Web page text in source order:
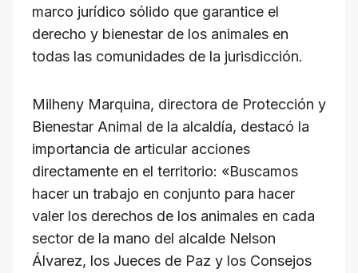
marco jurídico sólido que garantice el
derecho y bienestar de los animales en
todas las comunidades de la jurisdicción.
Milheny Marquina, directora de Protección y
Bienestar Animal de la alcaldía, destacó la
importancia de articular acciones
directamente en el territorio: «Buscamos
hacer un trabajo en conjunto para hacer
valer los derechos de los animales en cada
sector de la mano del alcalde Nelson
Álvarez, los Jueces de Paz y los Consejos